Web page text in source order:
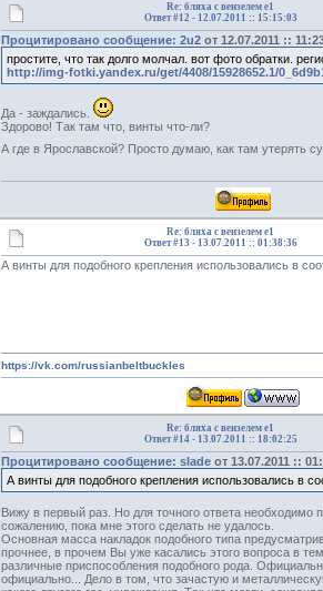
Re: бляха с вензелем е1
Ответ #12 - 12.07.2011 :: 15:15:03
Процитировано сообщение: 2u2 от 12.07.2011 ::
простите, что так долго молчал. вот фото обратки.
http://img-fotki.yandex.ru/get/4408/15928652.1/
Да - заждались.
Здорово! Так там что, винты что-ли?
А где в Ярославской? Просто думаю, как там утерять
Re: бляха с вензелем е1
Ответ #13 - 13.07.2011 :: 01:38:36
А винты для подобного крепления использовались в
https://vk.com/russianbeltbuckles
Re: бляха с вензелем е1
Ответ #14 - 13.07.2011 :: 18:02:25
Процитировано сообщение: slade от 13.07.2011 ::
А винты для подобного крепления использовались в
Вижу в первый раз. Но для точного ответа
сожалению, пока мне этого сделать не удалось.
Основная масса накладок подобного типа
прочнее, в прочем Вы уже касались этого вопроса в
различные приспособления подобного рода.
официально... Дело в том, что зачастую и